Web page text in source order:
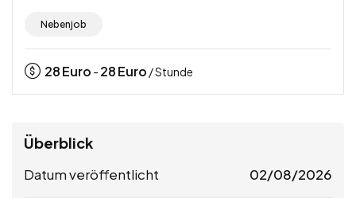
Nebenjob
28Euro - 28Euro / Stunde
Überblick
Datum veröffentlicht 02/08/2026